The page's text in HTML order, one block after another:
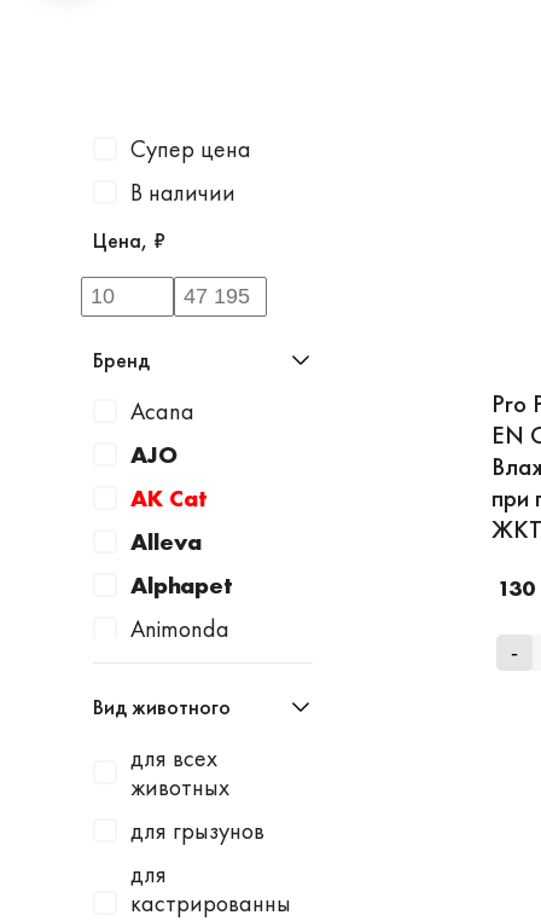
Супер цена
В наличии
Цена, ₽
Бренд
Acana
AJO
AK Cat
Alleva
Alphapet
Animonda
Apicenna
Avantie
AWARD
Baurenhof
Bayer
Beaphar
Вид животного
для всех
животных
для грызунов
для
кастрированны
Pro
EN
при
-